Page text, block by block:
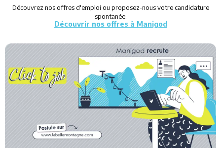
Découvrez nos offres d'emploi ou proposez-nous votre candidature
spontanée.
Découvrir nos offres à Manigod